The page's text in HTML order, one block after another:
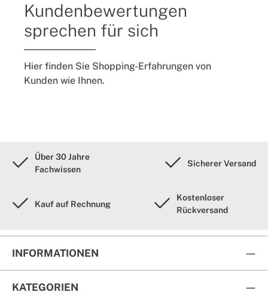
Kundenbewertungen
sprechen für sich
Hier finden Sie Shopping-Erfahrungen von
Kunden wie Ihnen.
Über 30 Jahre
Fachwissen
Sicherer Versand
Kauf auf Rechnung
Kostenloser
Rückversand
INFORMATIONEN
KATEGORIEN